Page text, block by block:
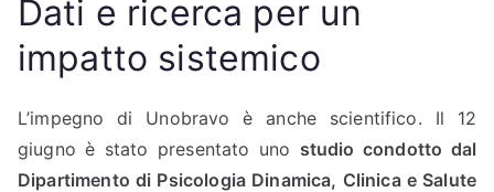
Dati e ricerca per un
impatto sistemico
L’impegno di Unobravo è anche scientifico. Il 12
giugno è stato presentato uno studio condotto dal
Dipartimento di Psicologia Dinamica, Clinica e Salute